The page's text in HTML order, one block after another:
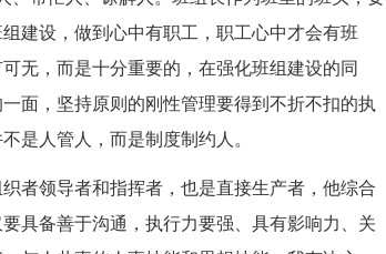
建设，做到心中有职工，职工心中才会有班
无，而是十分重要的，在强化班组建设的同
面，坚持原则的刚性管理要得到不折不扣的执
是人管人，而是制度制约人。
者领导者和指挥者，也是直接生产者，他综合
具备善于沟通，执行力要强、具有影响力、关